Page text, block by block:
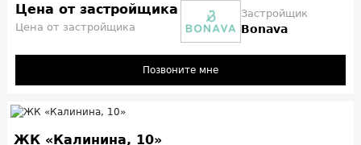
Цена от застройщика
Цена от застройщика
Застройщик
Bonava
Позвоните мне
ЖК «Калинина, 10»